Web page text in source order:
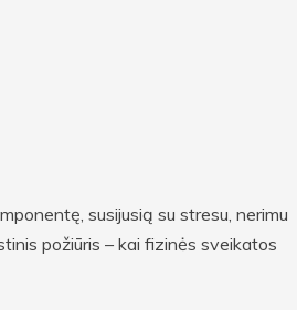
susijusią su stresu, nerimu
požiūris – kai fizinės sveikatos